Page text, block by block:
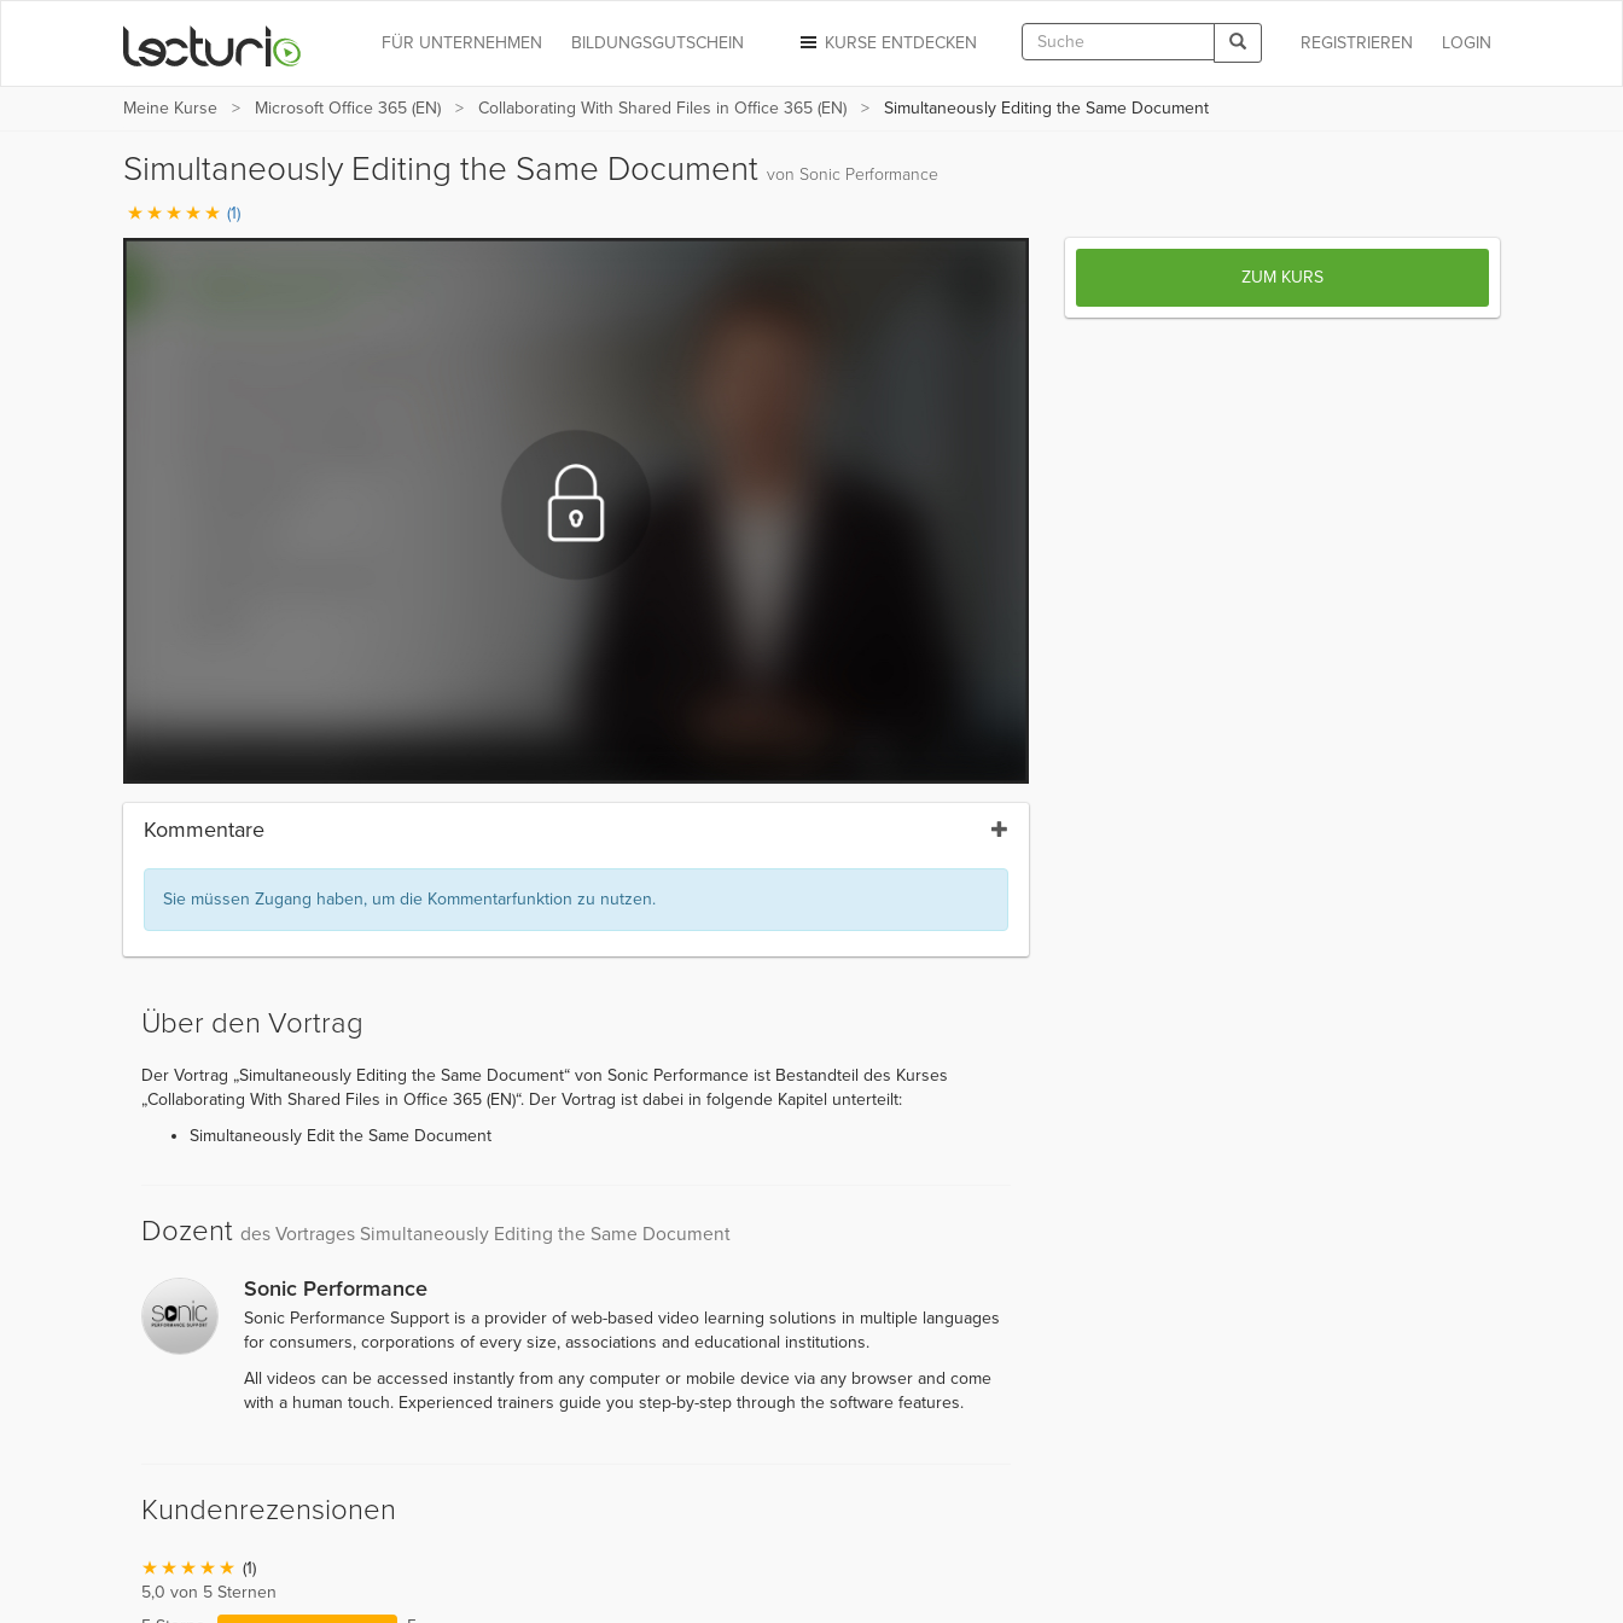
LOGIN
REGISTRIEREN
KURSE ENTDECKEN
FÜR UNTERNEHMEN BILDUNGSGUTSCHEIN
Meine Kurse Microsoft Office 365 (EN) Collaborating With Shared Files in Office 365 (EN) Simultaneously Editing the Same Document
Simultaneously Editing the Same Document von Sonic Performance
(1)
Kommentare
Sie müssen Zugang haben, um die Kommentarfunktion zu nutzen.
Über den Vortrag
Der Vortrag „Simultaneously Editing the Same Document“ von Sonic Performance ist Bestandteil des Kurses
„Collaborating With Shared Files in Office 365 (EN)“. Der Vortrag ist dabei in folgende Kapitel unterteilt:
Simultaneously Edit the Same Document
Dozent des Vortrages Simultaneously Editing the Same Document
Sonic Performance
Sonic Performance Support is a provider of web-based video learning solutions in multiple languages
for consumers, corporations of every size, associations and educational institutions.
All videos can be accessed instantly from any computer or mobile device via any browser and come
with a human touch. Experienced trainers guide you step-by-step through the software features.
Kundenrezensionen
(1)
5,0 von 5 Sternen
ZUM KURS